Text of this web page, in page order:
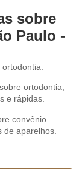
sobre
Paulo -
ortodontia,
e rápidas.
convênio
aparelhos.